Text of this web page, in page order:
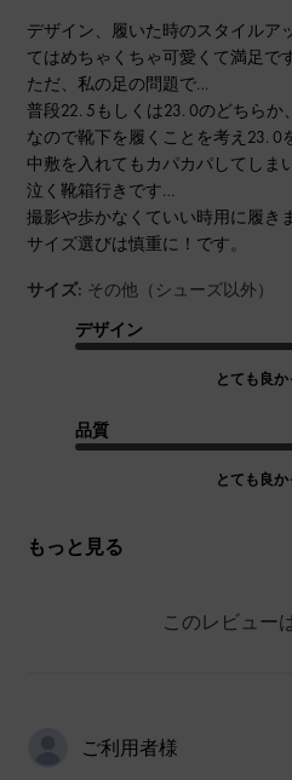
デザイン、履いた時のスタイルア
てはめちゃくちゃ可愛くて満足で
ただ、私の足の問題で…
普段22. 5もしくは23. 0のどちら
なので靴下を履くことを考え23.
中敷を入れてもカパカパしてしま
泣く靴箱行きです…
撮影や歩かなくていい時用に履き
サイズ選びは慎重に！です。
サイズ: その他（シューズ以外）
デザイン
とても良か
品質
とても良か
もっと見る
このレビュー
ご利用者様